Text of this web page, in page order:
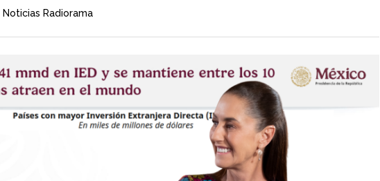
Noticias Radiorama